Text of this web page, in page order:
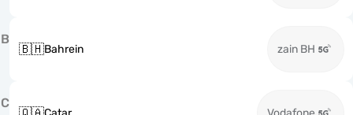
B
🇧🇭Bahrein zain BH
C